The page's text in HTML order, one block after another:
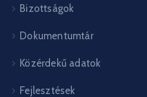
Bizottságok
Dokumentumtár
Közérdekű adatok
Fejlesztések